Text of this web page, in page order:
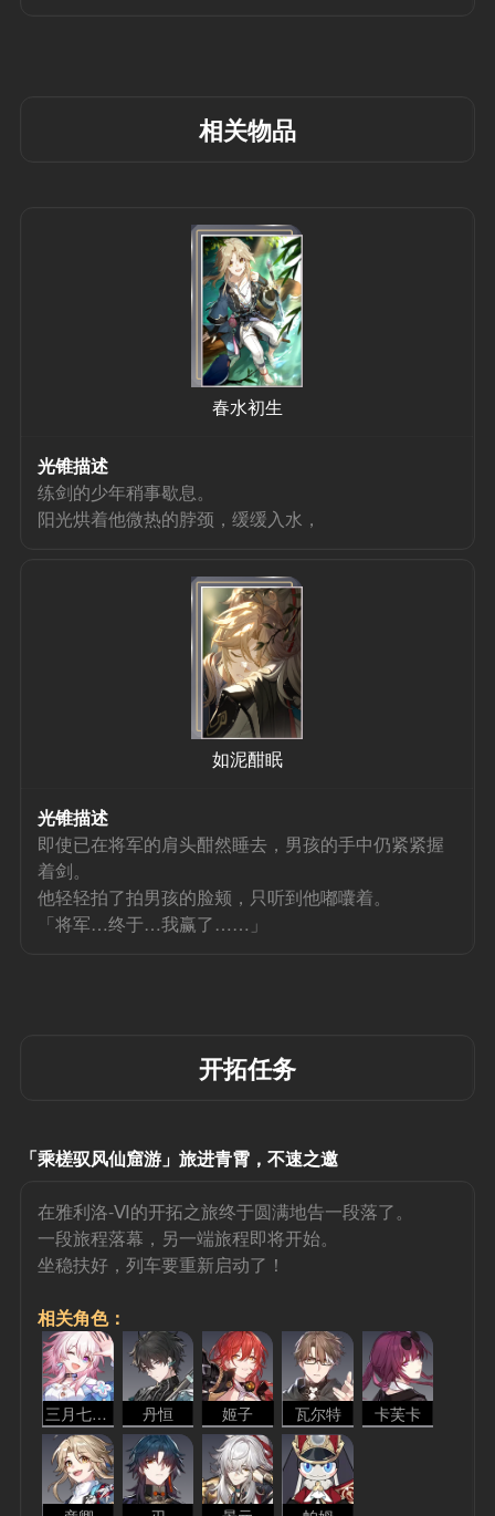
相关物品
春水初生
光锥描述
练剑的少年稍事歇息。
阳光烘着他微热的脖颈，缓缓入水，
如泥酣眠
光锥描述
即使已在将军的肩头酣然睡去，男孩的手中仍紧紧握
着剑。
他轻轻拍了拍男孩的脸颊，只听到他嘟囔着。
「将军…终于…我赢了……」
开拓任务
「乘槎驭风仙窟游」旅进青霄，不速之邀
在雅利洛-Ⅵ的开拓之旅终于圆满地告一段落了。
一段旅程落幕，另一端旅程即将开始。
坐稳扶好，列车要重新启动了！
相关角色：
三月七 - 存护 丹恒 姬子 瓦尔特 卡芙卡